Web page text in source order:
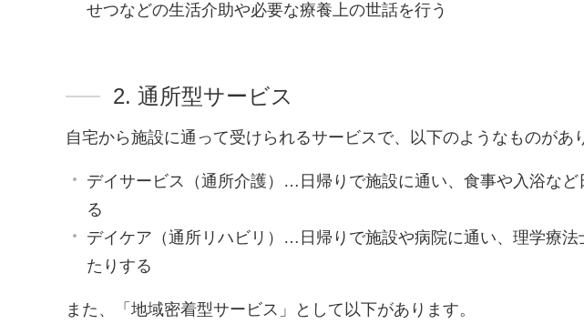
せつなどの生活介助や必要な療養上の世話を行う
2. 通所型サービス
自宅から施設に通って受けられるサービスで、以下のようなものがあ
デイサービス（通所介護）…日帰りで施設に通い、食事や入浴な
る
デイケア（通所リハビリ）…日帰りで施設や病院に通い、理学療
たりする
また、「地域密着型サービス」として以下があります。